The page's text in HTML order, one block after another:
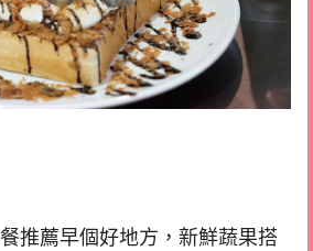
推薦早個好地方，新鮮蔬果搭